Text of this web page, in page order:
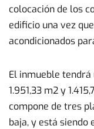
colocación de los
edificio una vez
acondicionados
El inmueble
1.951,33 m2 y
compone de tres
baja, y está siendo